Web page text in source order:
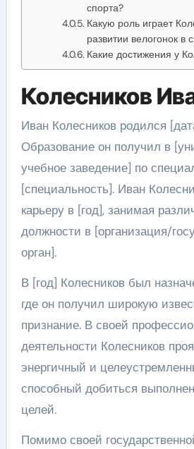
спорта?
Какую роль играет
развитии велогонок в
Какие достижения у
Колесников
Иван Колесников родился
Образование он получил в
учебное заведение] по
[специальность]. Иван
карьеру в [год], занимая
должности в [организация/
орган].
В [год] Колесников был
где он получил широкую
признание. В своей
деятельности Колесников
энергичный и
способный добиться
целей.
Помимо своей